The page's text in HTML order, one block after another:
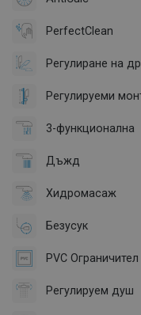
PerfectClean
Регулиране на
Регулируеми
3-функционална
Дъжд
Хидромасаж
Безусук
PVC Ограничител
Регулируем душ